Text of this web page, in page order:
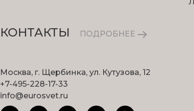
КОНТАКТЫ ПОДРОБНЕЕ
Москва, г. Щербинка, ул. Кутузова, 12
+7-495-228-17-33
info@eurosvet.ru